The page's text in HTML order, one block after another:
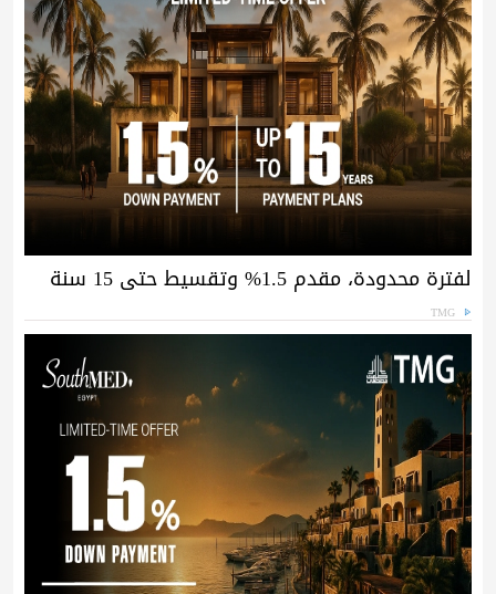
لفترة محدودة، مقدم 1.5% وتقسيط حتى 15 سنة
TMG